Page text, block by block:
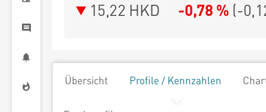
15,22 HKD -0,78 % (-
Übersicht Profile / Kennzahlen